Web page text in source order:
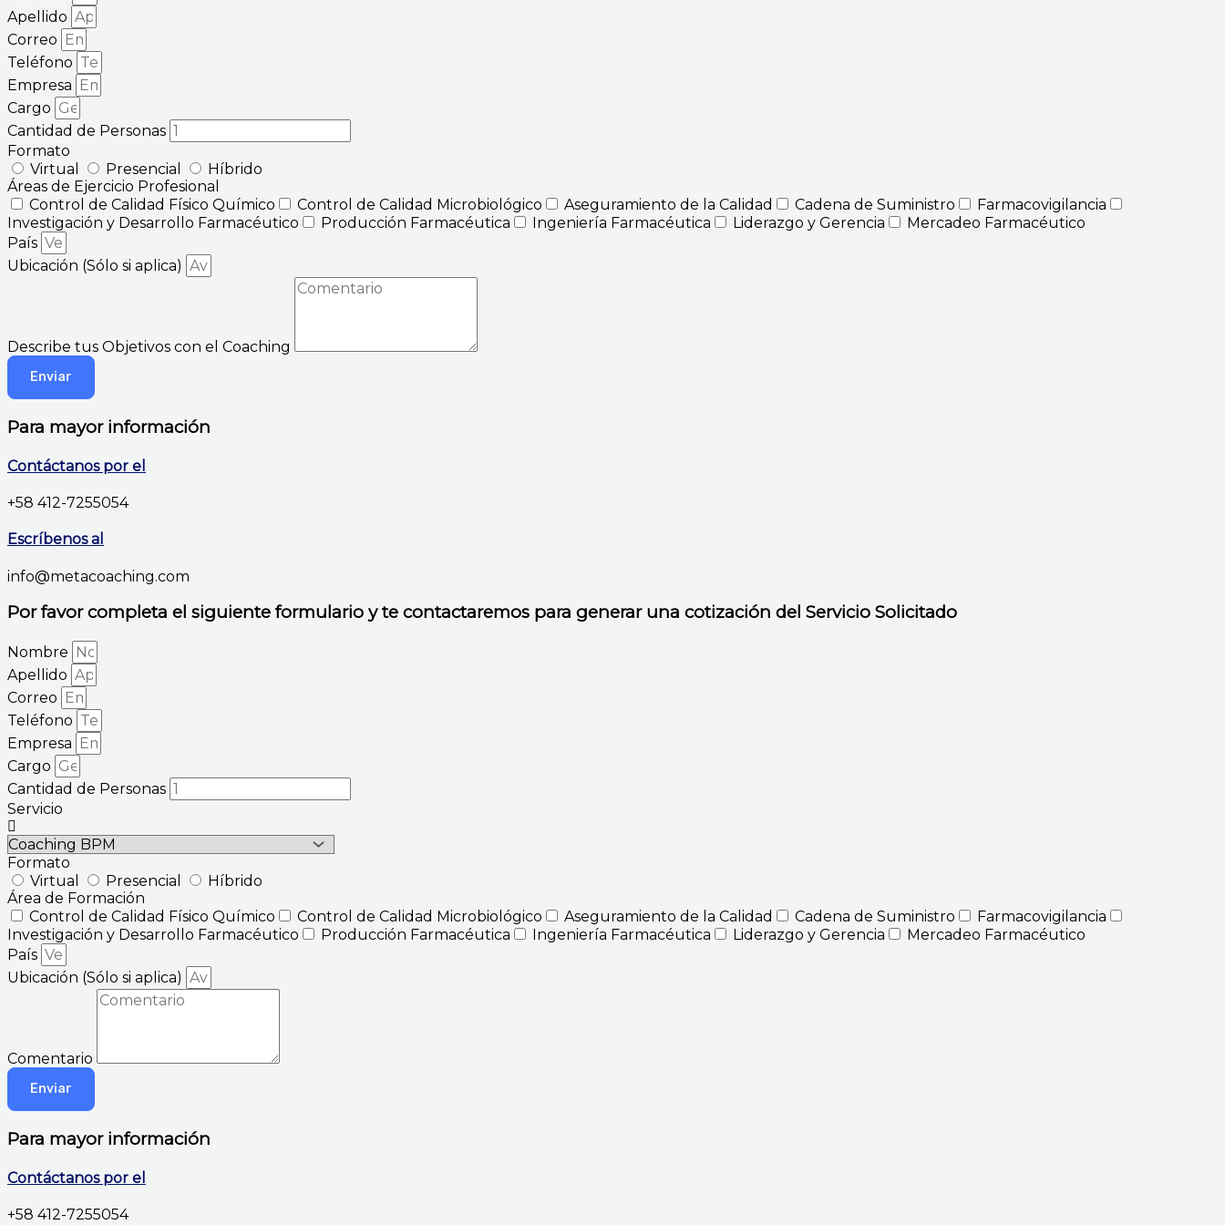
Apellido
Correo
Teléfono
Empresa
Cargo
Cantidad de Personas
Formato
Virtual
Presencial
Híbrido
Áreas de Ejercicio Profesional
Control de Calidad Físico Químico
Control de Calidad Microbiológico Aseguramiento de la Calidad Cadena de Suministro
Farmacovigilancia
Investigación y Desarrollo Farmacéutico
Producción Farmacéutica Ingeniería Farmacéutica Liderazgo y Gerencia
Mercadeo Farmacéutico
País
Ubicación (Sólo si aplica)
Describe tus Objetivos con el Coaching
Enviar
Para mayor información
Contáctanos por el
+58 412-7255054
Escríbenos al
info@metacoaching.com
Por favor completa el siguiente formulario y te contactaremos para generar una cotización del Servicio Solicitado
Nombre
Apellido
Correo
Teléfono
Empresa
Cargo
Cantidad de Personas
Servicio
Formato
Virtual
Presencial
Híbrido
Área de Formación
Control de Calidad Físico Químico
Control de Calidad Microbiológico Aseguramiento de la Calidad Cadena de Suministro
Farmacovigilancia
Investigación y Desarrollo Farmacéutico
Producción Farmacéutica Ingeniería Farmacéutica Liderazgo y Gerencia
Mercadeo Farmacéutico
País
Ubicación (Sólo si aplica)
Comentario
Enviar
Para mayor información
Contáctanos por el
+58 412-7255054